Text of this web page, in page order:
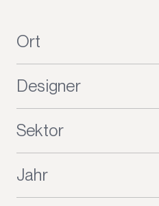
Ort
Designer
Sektor
Jahr